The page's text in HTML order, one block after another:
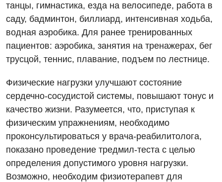
Ортопедия и травматология
Отделение интенсивной терапии
Оториноларингология
Офтальмологическое отделение
Педиатрическое отделение
Проктология
Пульмонология
танцы, гимнастика, езда на велосипеде, работа в
саду, бадминтон, биллиард, интенсивная ходьба,
водная аэробика. Для ранее тренированных
пациентов: аэробика, занятия на тренажерах, бег
трусцой, теннис, плавание, подъем по лестнице.
Физические нагрузки улучшают состояние
сердечно-сосудистой системы, повышают тонус и
качество жизни. Разумеется, что, приступая к
физическим упражнениям, необходимо
проконсультироваться у врача-реабилитолога,
показано проведение тредмил-теста с целью
определения допустимого уровня нагрузки.
Возможно, необходим физиотерапевт для